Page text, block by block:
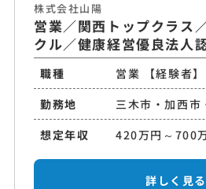
株式会社山陽
営業／関西トップクラス
クル／健康経営優良法人
職種
営業 【経験者】
勤務地
三木市・加西市
想定年収
420万円～700
詳しく見る